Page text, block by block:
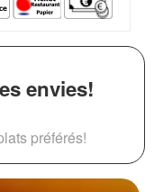
envies!
préférés!